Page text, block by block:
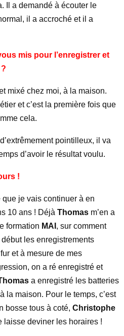
Il a demandé à écouter le
il a accroché et il a
mis pour l’enregistrer et
mixé chez moi, à la maison.
et c’est la première fois que
cela.
pointilleux, il va
d’avoir le résultat voulu.
!
je vais continuer à en
10 ans ! Déjà Thomas m’en a
formation MAI , sur comment
les enregistrements
et à mesure de mes
on a ré enregistré et
a enregistré les batteries
la maison. Pour le temps, c’est
bosse tous à coté, Christophe
laisse deviner les horaires !